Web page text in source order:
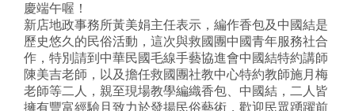
慶端午喔！
新店地政事務所黃美娟主任表示，編作香包及中國結是
歷史悠久的民俗活動，這次與救國團中國青年服務社合
作，特別請到中華民國毛線手藝協進會中國結特約講師
陳美吉老師，以及擔任救國團社教中心特約教師施月梅
老師等二人，親至現場教學編織香包、中國結，二人皆
擁有豐富經驗且致力於發揚民俗藝術，歡迎民眾踴躍前